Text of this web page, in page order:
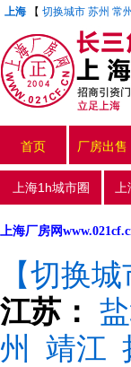
上海 【 切换城市 苏州 常州
首页 厂房出售
上海1h城市圈
上海厂房网
【切换城
江苏：
州
靖江